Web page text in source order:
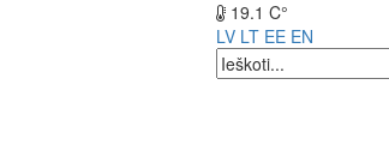
19.1 C°
LV LT EE EN